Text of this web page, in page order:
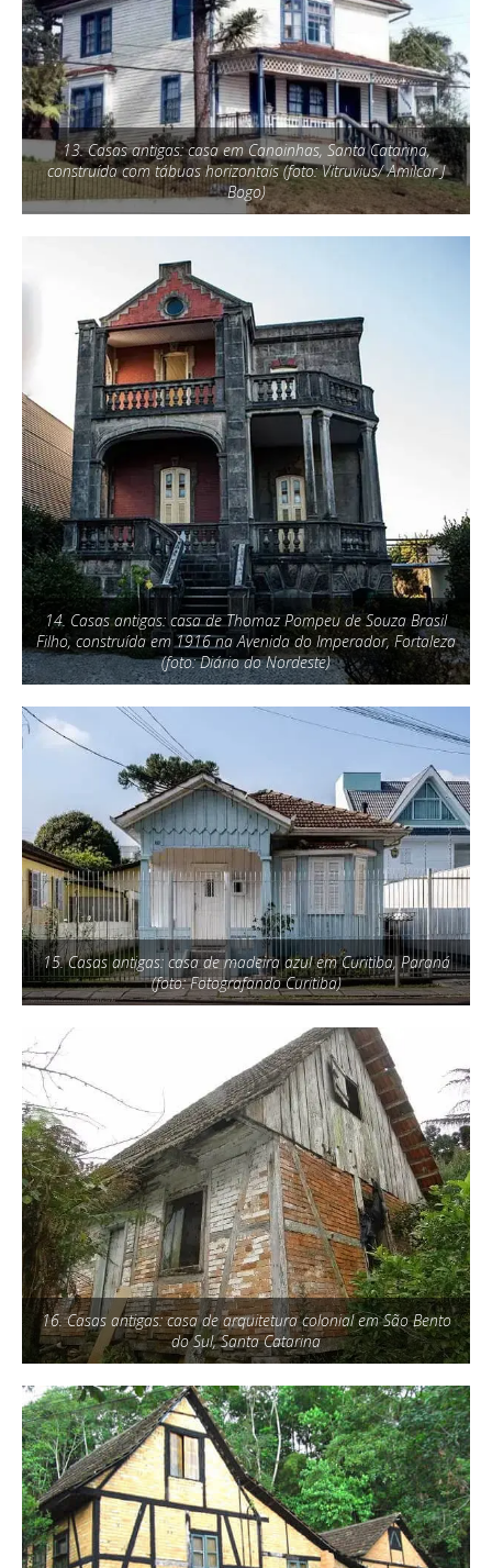
13. Casas antigas: casa em Canoinhas, Santa Catarina,
construída com tábuas horizontais (foto: Vitruvius/ Amilcar J
Bogo)
14. Casas antigas: casa de Thomaz Pompeu de Souza Brasil
Filho, construída em 1916 na Avenida do Imperador, Fortaleza
(foto: Diário do Nordeste)
15. Casas antigas: casa de madeira azul em Curitiba, Paraná
(foto: Fotografando Curitiba)
16. Casas antigas: casa de arquitetura colonial em São Bento
do Sul, Santa Catarina